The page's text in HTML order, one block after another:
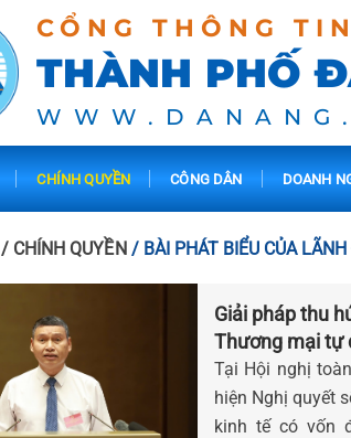
CỔNG THÔNG
THÀNH PHỐ
CHÍNH QUYỀN CÔNG DÂN DOANH
/ CHÍNH QUYỀN / BÀI PHÁT BIỂU CỦA
Giải pháp thu
Thương mại tự
duyên hải miền
Tại Hội nghị
hiện Nghị quyết
kinh tế có vốn